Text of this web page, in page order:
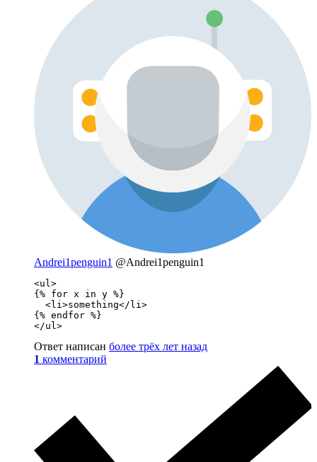
Andrei1penguin1 @Andrei1penguin1
<ul>
{% for x in y %}
  <li>something</li>
{% endfor %}
</ul>
Ответ написан более трёх лет назад
1 комментарий